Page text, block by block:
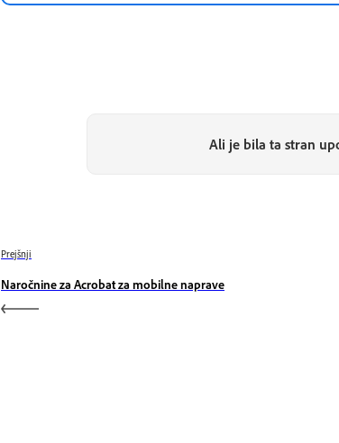
Ali je bila ta stran
Prejšnji
Naročnine za Acrobat za mobilne naprave